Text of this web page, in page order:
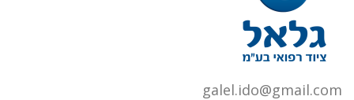
galel.ido@gmail.com